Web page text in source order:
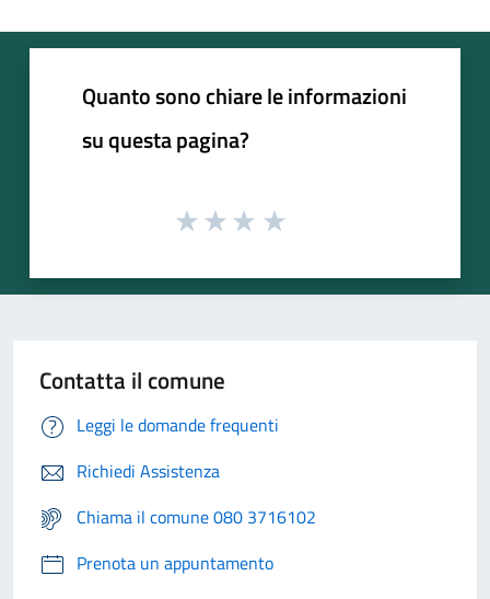
Quanto sono chiare le informazioni
su questa pagina?
Contatta il comune
Leggi le domande frequenti
Richiedi Assistenza
Chiama il comune 080 3716102
Prenota un appuntamento